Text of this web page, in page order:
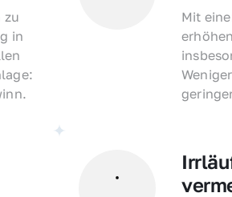
zu
in
Mit